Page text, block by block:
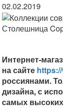
02.02.2019
Столешница
Интернет-
на сайте
россиянами.
дизайна, с
самых высоких